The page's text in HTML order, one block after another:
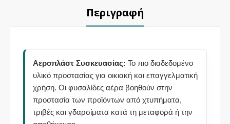
Περιγραφή
Αεροπλάστ Συσκευασίας: Το πιο διαδεδομένο
υλικό προστασίας για οικιακή και επαγγελματική
χρήση. Οι φυσαλίδες αέρα βοηθούν στην
προστασία των προϊόντων από χτυπήματα,
τριβές και γδαρσίματα κατά τη μεταφορά ή την